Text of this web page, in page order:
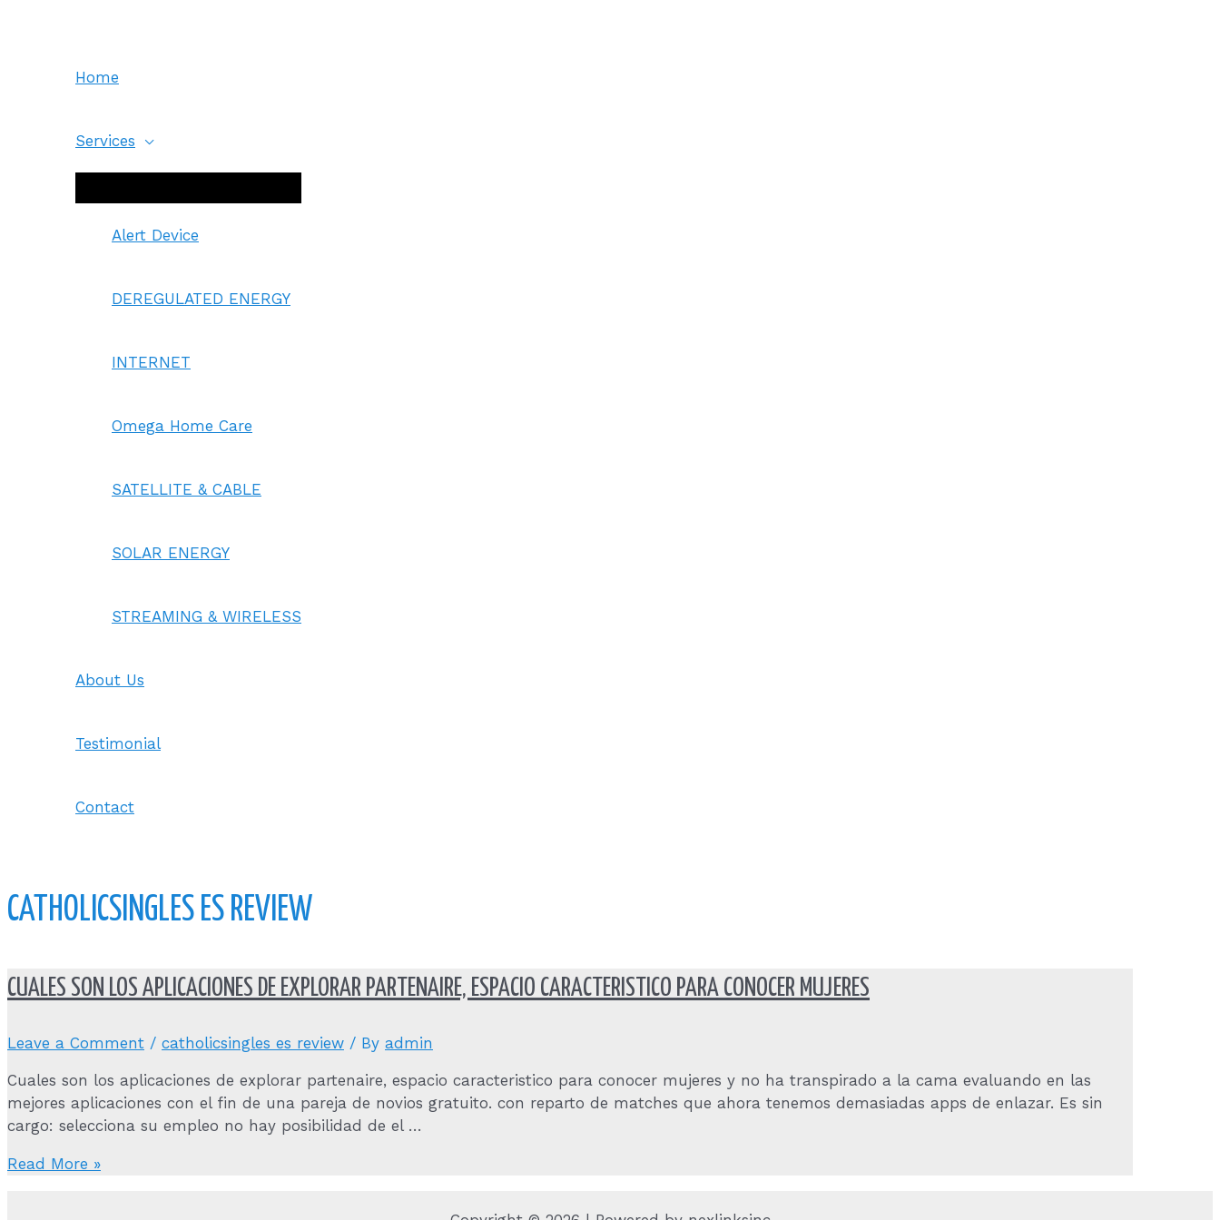
Home
Services
Toggle
Alert Device
DEREGULATED ENERGY
INTERNET
Omega Home Care
SATELLITE & CABLE
SOLAR ENERGY
STREAMING & WIRELESS
About Us
Testimonial
Contact
CATHOLICSINGLES ES REVIEW
CUALES SON LOS APLICACIONES DE EXPLORAR PARTENAIRE, ESPACIO CARACTERISTICO PARA CONOCER MUJERES
Leave a Comment / catholicsingles es review / By admin
Cuales son los aplicaciones de explorar partenaire, espacio caracteristico para conocer mujeres y no ha transpirado a la cama evaluando en las
mejores aplicaciones con el fin de una pareja de novios gratuito. con reparto de matches que ahora tenemos demasiadas apps de enlazar. Es sin
cargo: selecciona su empleo no hay posibilidad de el …
Cuales
Read More »